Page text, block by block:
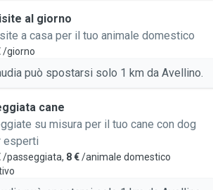
al giorno
a casa per il tuo animale domestico
/giorno
può spostarsi solo 1 km da Avellino.
cane
su misura per il tuo cane con dog
esperti
/passeggiata, 8 €/animale domestico